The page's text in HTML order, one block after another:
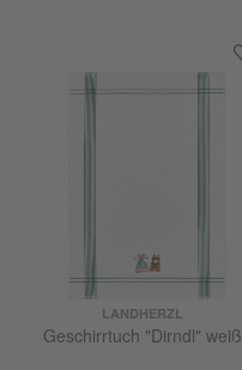
LANDHERZL
Geschirrtuch "Dirndl" weiß